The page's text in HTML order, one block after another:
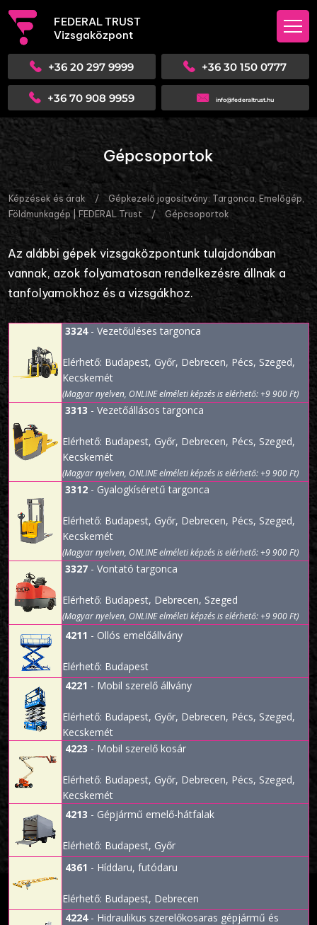
FEDERAL TRUST
Vizsgaközpont
+36 20 297 9999 +36 30 150 0777
+36 70 908 9959 info@federaltrust.hu
Gépcsoportok
Képzések és árak /
Gépkezelő jogosítvány: Targonca, Emelőgép,
Földmunkagép | FEDERAL Trust
/ Gépcsoportok
Az alábbi gépek vizsgaközpontunk tulajdonában
vannak, azok folyamatosan rendelkezésre állnak a
tanfolyamokhoz és a vizsgákhoz.
3324- Vezetőüléses targonca
Elérhető: Budapest, Győr, Debrecen, Pécs, Szeged,
Kecskemét
(Magyar nyelven, ONLINE elméleti képzés is elérhető: +9 900 Ft)
3313 - Vezetőállásos targonca
Elérhető: Budapest, Győr, Debrecen, Pécs, Szeged,
Kecskemét
(Magyar nyelven, ONLINE elméleti képzés is elérhető: +9 900 Ft)
3312- Gyalogkíséretű targonca
Elérhető: Budapest, Győr, Debrecen, Pécs, Szeged,
Kecskemét
(Magyar nyelven, ONLINE elméleti képzés is elérhető: +9 900 Ft)
3327- Vontató targonca
Elérhető: Budapest, Debrecen, Szeged
(Magyar nyelven, ONLINE elméleti képzés is elérhető: +9 900 Ft)
4211 - Ollós emelőállvány
Elérhető: Budapest
4221 - Mobil szerelő állvány
Elérhető: Budapest, Győr, Debrecen, Pécs, Szeged,
Kecskemét
4223 - Mobil szerelő kosár
Elérhető: Budapest, Győr, Debrecen, Pécs, Szeged,
Kecskemét
4213 - Gépjármű emelő-hátfalak
Elérhető: Budapest, Győr
4361 - Híddaru, futódaru
Elérhető: Budapest, Debrecen
4224- Hidraulikus szerelőkosaras gépjármű és